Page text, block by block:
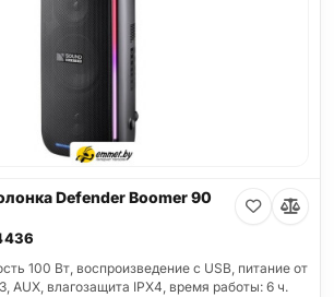
Defender Boomer 90
100 Вт, воспроизведение с USB, питание от
AUX, влагозащита IPX4, время работы: 6 ч.